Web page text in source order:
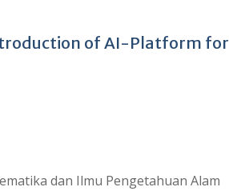
of AI-Platform for
dan Ilmu Pengetahuan Alam